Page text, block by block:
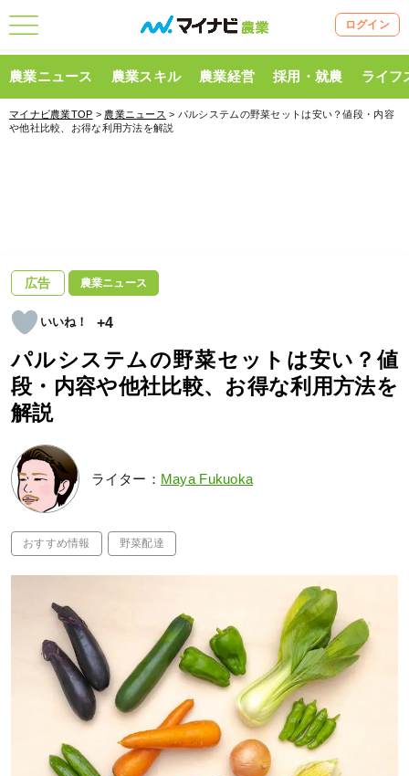
ログイン
農業ニュース 農業スキル 農業経営 採用・就農 ライフ
マイナビ農業TOP > 農業ニュース > パルシステムの野菜セットは安い？値段・内容
や他社比較、お得な利用方法を解説
広告 農業ニュース
+4
パルシステムの野菜セットは安い？値
段・内容や他社比較、お得な利用方法を
解説
ライター： Maya Fukuoka
おすすめ情報 野菜配達